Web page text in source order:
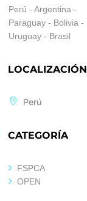
Perú - Argentina -
Paraguay - Bolivia -
Uruguay - Brasil
LOCALIZACIÓN
Perú
CATEGORÍA
FSPCA
OPEN